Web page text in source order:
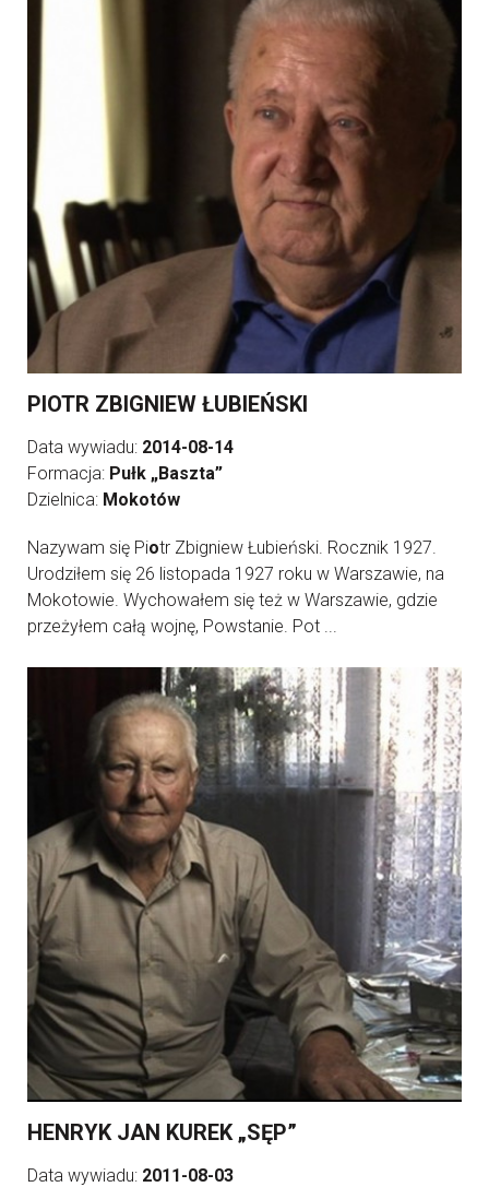
PIOTR ZBIGNIEW ŁUBIEŃSKI
Data wywiadu: 2014-08-14
Formacja: Pułk „Baszta”
Dzielnica: Mokotów
Nazywam się Piotr Zbigniew Łubieński. Rocznik 1927.
Urodziłem się 26 listopada 1927 roku w Warszawie, na
Mokotowie. Wychowałem się też w Warszawie, gdzie
przeżyłem całą wojnę, Powstanie. Pot ...
HENRYK JAN KUREK „SĘP”
Data wywiadu: 2011-08-03